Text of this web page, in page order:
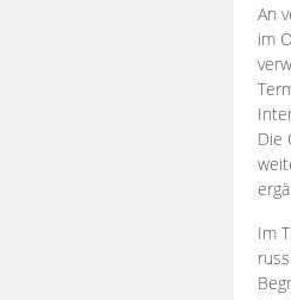
An
im
Die
Im